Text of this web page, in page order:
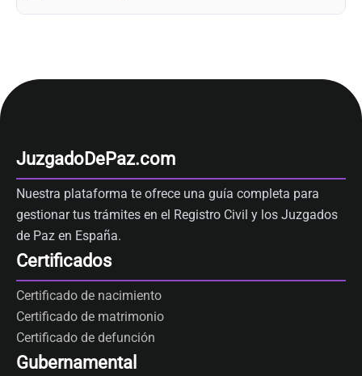
JuzgadoDePaz.com
Nuestra plataforma te ofrece una guía completa para
gestionar tus trámites en el Registro Civil y los Juzgados
de Paz en España.
Certificados
Certificado de nacimiento
Certificado de matrimonio
Certificado de defunción
Gubernamental